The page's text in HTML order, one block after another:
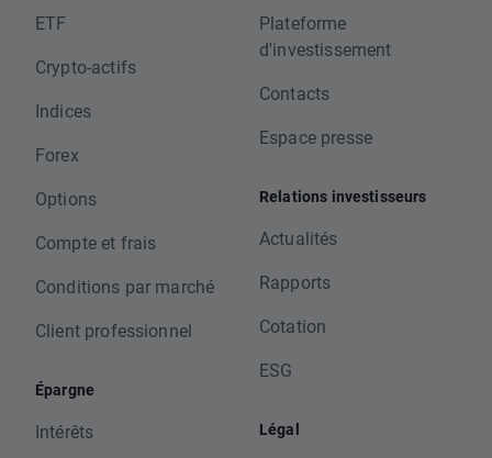
ETF
Crypto-actifs
Indices
Forex
Options
Compte et frais
Conditions par marché
Client professionnel
Épargne
Intérêts
Plateforme
d'investissement
Contacts
Espace presse
Relations investisseurs
Actualités
Rapports
Cotation
ESG
Légal